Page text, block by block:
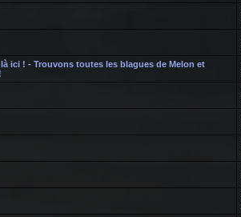
ici ! - Trouvons toutes les blagues de Melon et